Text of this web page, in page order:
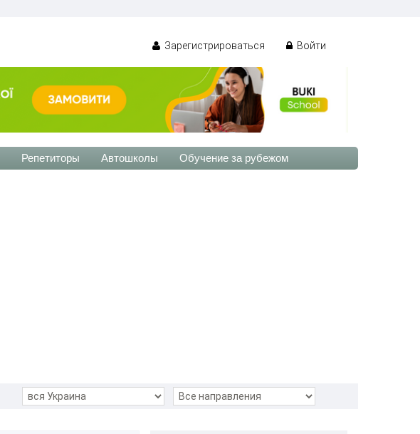
Зарегистрироваться Войти
Репетиторы Автошколы Обучение за рубежом